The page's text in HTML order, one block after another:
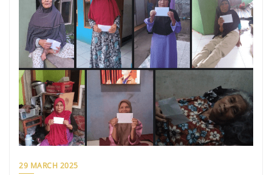
29 MARCH 2025